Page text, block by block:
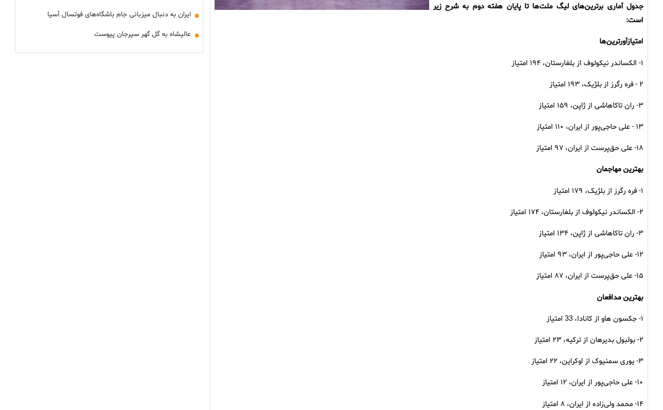
جدول آماری برترین‌های لیگ‌ ملت‌ها تا پایان هفته دوم به شرح زیر
است:
امتیازآورترین‌ها
۱- الکساندر نیکولوف از بلغارستان، ۱۹۴ امتیاز
۲ - فره رگرز از بلژیک، ۱۹۳ امتیاز
۳- ران تاکاهاشی از ژاپن، ۱۵۹ امتیاز
۱۳ - علی حاجی‌پور از ایران، ۱۱۰ امتیاز
۱۸- علی حق‌پرست از ایران، ۹۷ امتیاز
بهترین مهاجمان
۱- فره رگرز از بلژیک، ۱۷۹ امتیاز
۲- الکساندر نیکولوف از بلغارستان، ۱۷۴ امتیاز
۳- ران تاکاهاشی از ژاپن، ۱۳۴ امتیاز
۱۲- علی حاجی‌پور از ایران، ۹۳ امتیاز
۱۵- علی حق‌پرست از ایران، ۸۷ امتیاز
بهترین مدافعان
۱- جکسون هاو از کانادا، 33 امتیاز
۲- بولبول بدیرهان از ترکیه، ۲۳ امتیاز
۳- یوری سمنیوک از اوکراین، ۲۲ امتیاز
۱۰- علی حاجی‌پور از ایران، ۱۲ امتیاز
۱۴- محمد ولی‌زاده از ایران، ۸ امتیاز
ایران به دنبال میزبانی جام باشگاه‌های فوتسال آسیا
عالیشاه به گل گهر سیرجان پیوست